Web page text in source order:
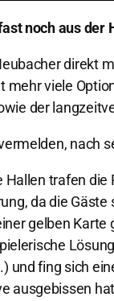
noch aus
direkt
mehr viele
der
nach
trafen
da die
gelben
und fing sich
ausgebissen